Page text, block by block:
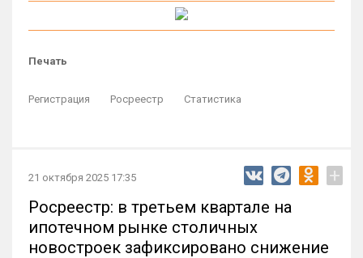
Печать
Регистрация Росреестр Статистика
21 октября 2025 17:35 +
Росреестр: в третьем квартале на
ипотечном рынке столичных
новостроек зафиксировано снижение